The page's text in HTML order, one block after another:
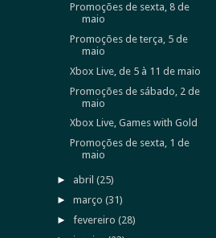
Promoções de sexta, 8 de
maio
Promoções de terça, 5 de
maio
Xbox Live, de 5 à 11 de maio
Promoções de sábado, 2 de
maio
Xbox Live, Games with Gold
Promoções de sexta, 1 de
maio
► abril(25)
►março(31)
►fevereiro(28)